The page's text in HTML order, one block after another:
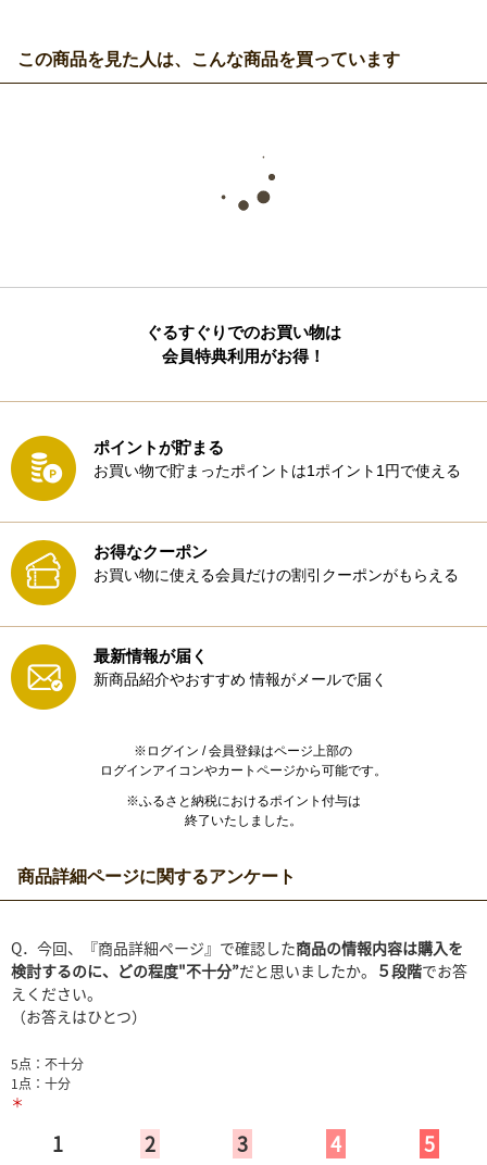
この商品を見た人は、こんな商品を買っています
ぐるすぐりでのお買い物は
会員特典利用がお得！
ポイントが貯まる
お買い物で貯まったポイントは1ポイント1円で使える
お得なクーポン
お買い物に使える会員だけの割引クーポンがもらえる
最新情報が届く
新商品紹介やおすすめ 情報がメールで届く
※ログイン / 会員登録はページ上部の
ログインアイコンやカートページから可能です。
※ふるさと納税におけるポイント付与は
終了いたしました。
商品詳細ページに関するアンケート